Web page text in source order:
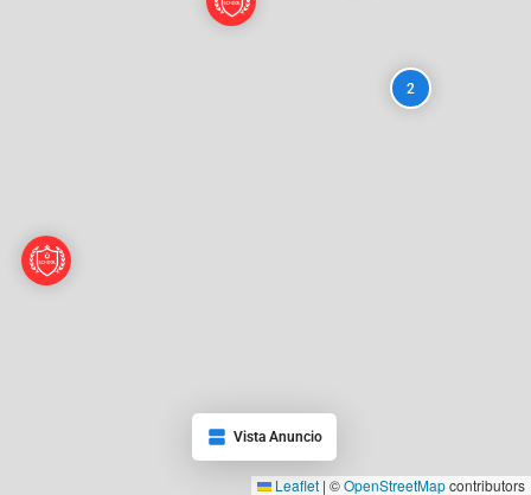
2
Leaflet | ©OpenStreetMapcontributors
Vista Anuncio